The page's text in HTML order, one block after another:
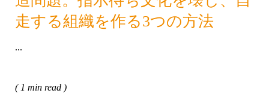
走する組織を作る3つの方法
...
( 1 min read )